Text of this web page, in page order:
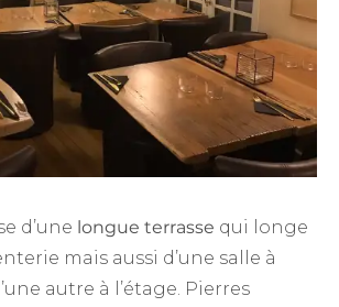
d’une longue terrasse qui longe
mais aussi d’une salle à
autre à l’étage. Pierres